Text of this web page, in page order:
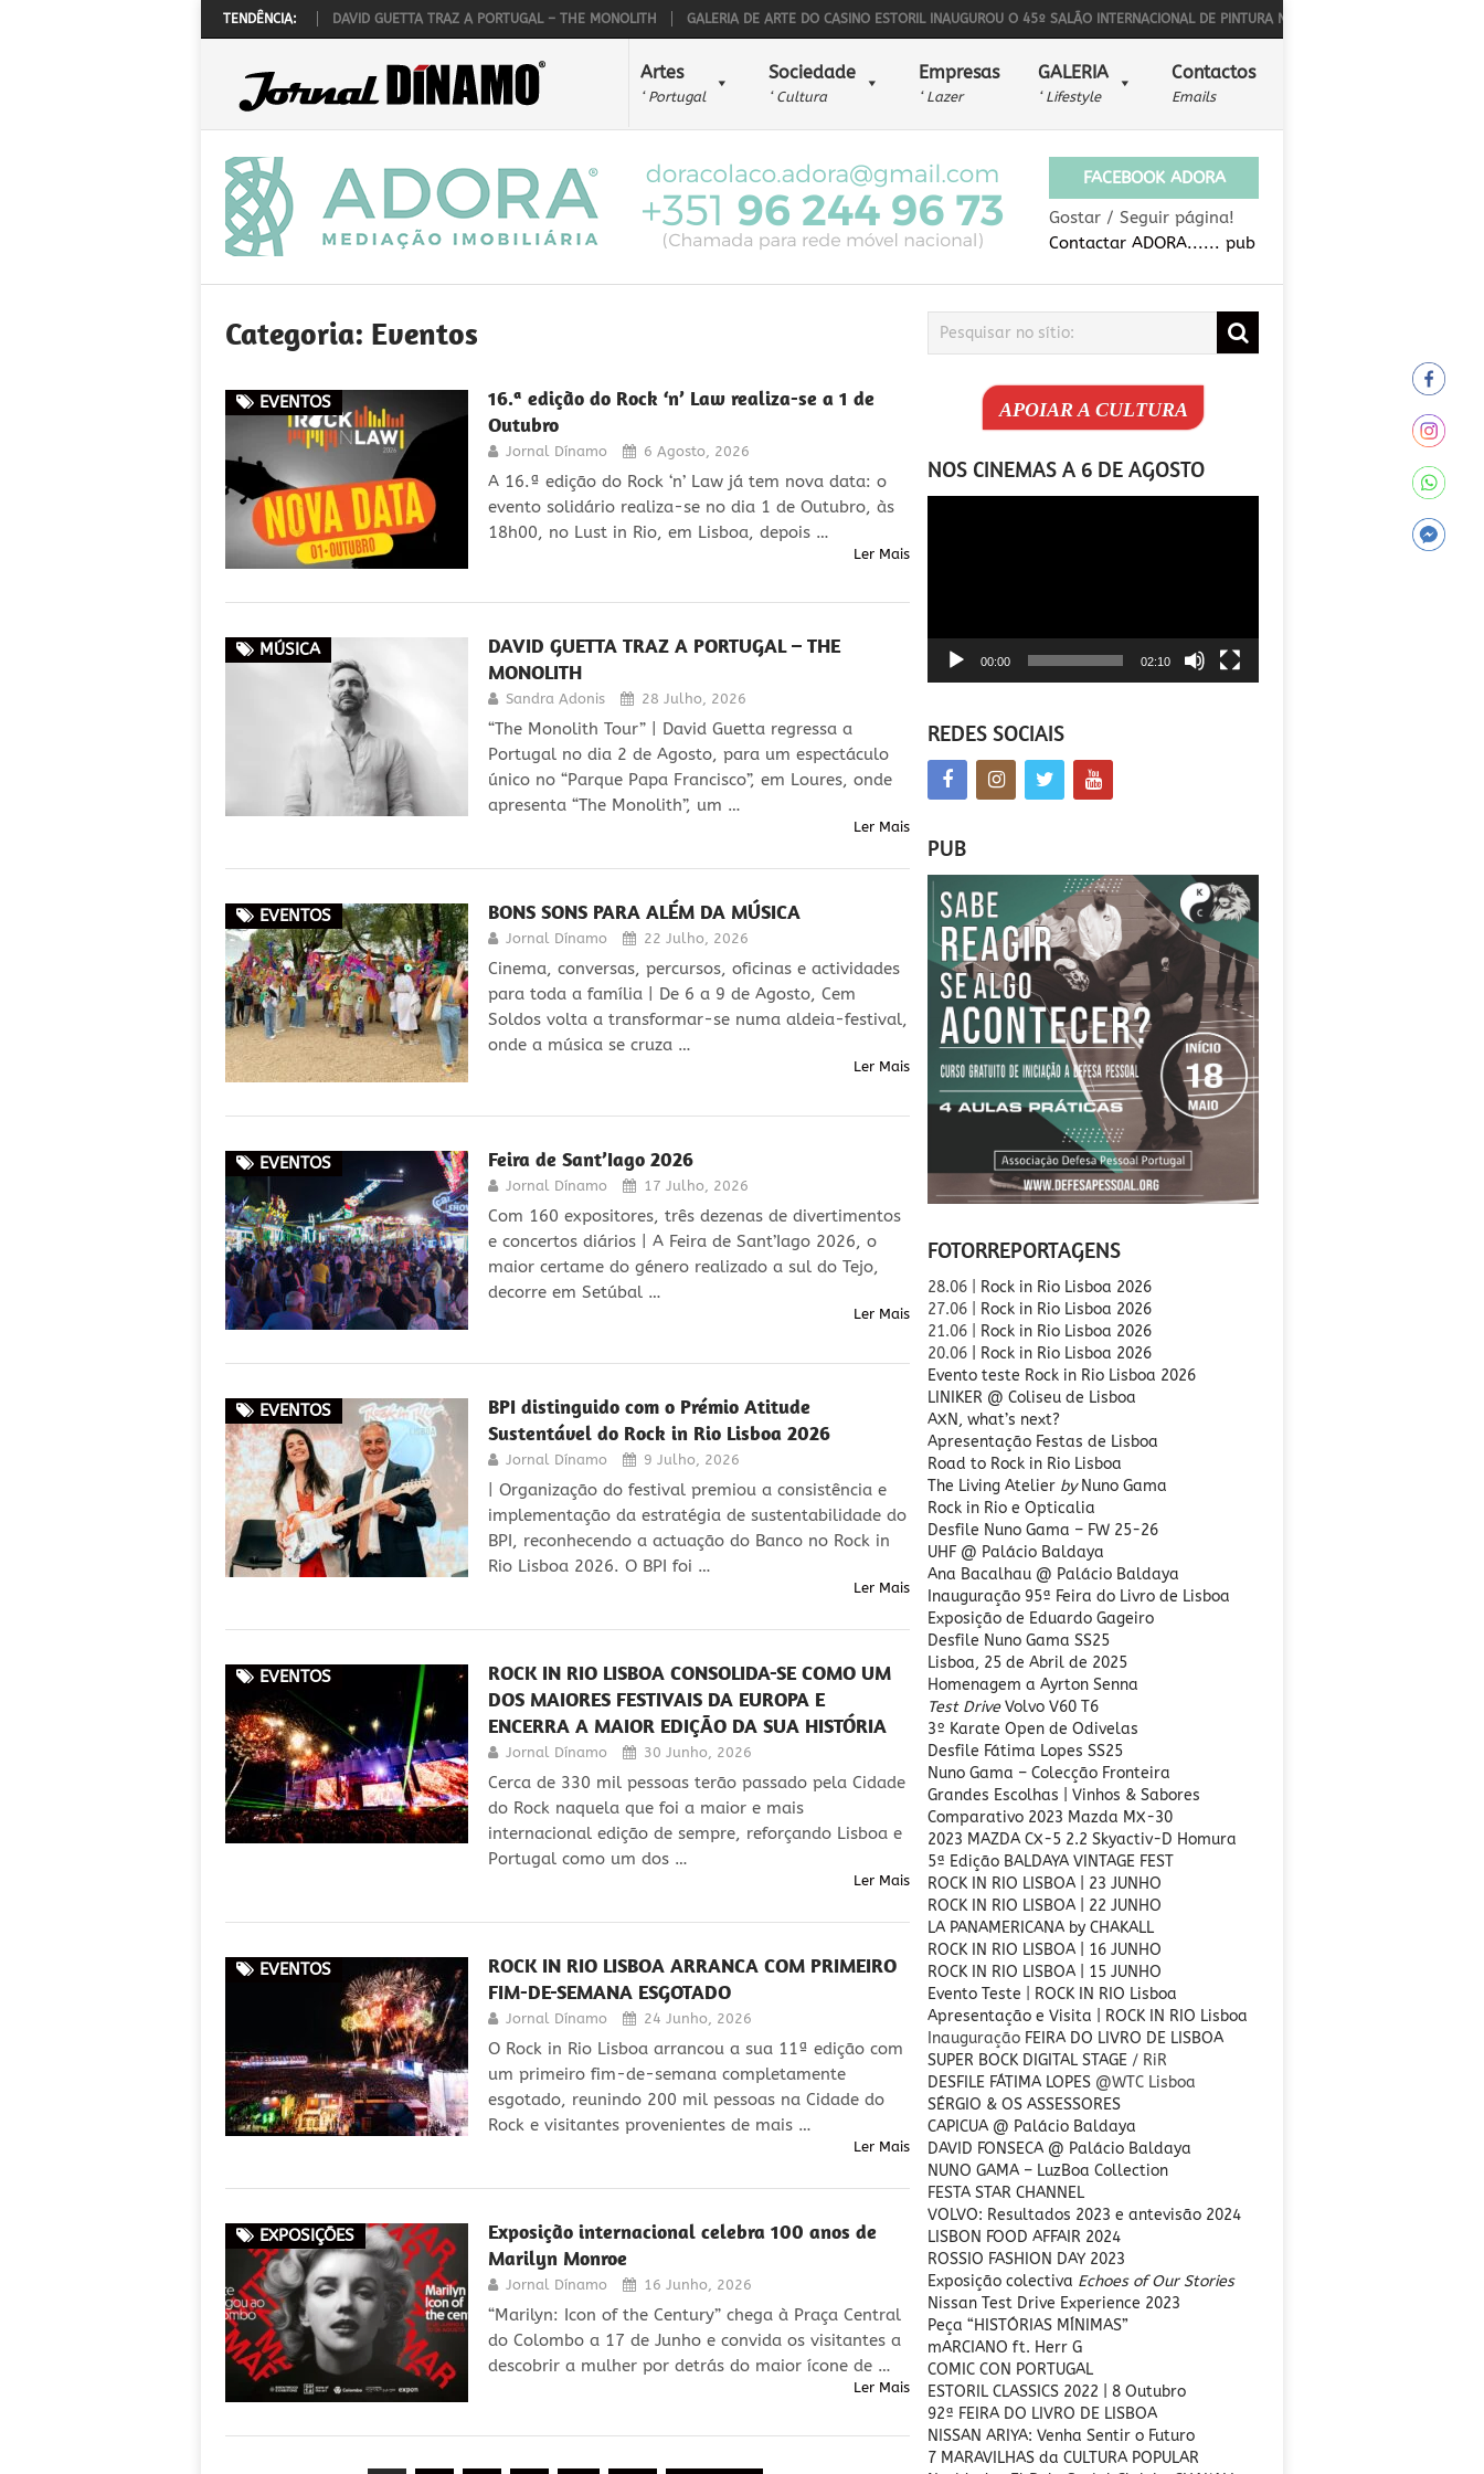
TENDÊNCIA:
‘N’ LAW REALIZA-SE A 1 DE OUTUBRO DAVID GUETTA TRAZ A PORTUGAL – THE MONOLITH GALERIA DE ARTE DO CASINO ESTORIL INAUGUROU O 45º SALÃO INTERNACIONAL DE PINTURA NAÏF
Artes
‘ Portugal
Sociedade
‘ Cultura
Empresas
‘ Lazer
GALERIA
‘ Lifestyle
Contactos
Emails
FACEBOOK ADORA
Gostar / Seguir página!
Contactar ADORA...... pub
Categoria: Eventos
EVENTOS
16.ª edição do Rock ‘n’ Law realiza-se a 1 de
Outubro
Jornal Dínamo 6 Agosto, 2026
A 16.ª edição do Rock ‘n’ Law já tem nova data: o
evento solidário realiza-se no dia 1 de Outubro, às
18h00, no Lust in Rio, em Lisboa, depois …
Ler Mais
MÚSICA
DAVID GUETTA TRAZ A PORTUGAL – THE
MONOLITH
Sandra Adonis 28 Julho, 2026
“The Monolith Tour” | David Guetta regressa a
Portugal no dia 2 de Agosto, para um espectáculo
único no “Parque Papa Francisco”, em Loures, onde
apresenta “The Monolith”, um …
Ler Mais
EVENTOS BONS SONS PARA ALÉM DA MÚSICA
Jornal Dínamo 22 Julho, 2026
Cinema, conversas, percursos, oficinas e actividades
para toda a família | De 6 a 9 de Agosto, Cem
Soldos volta a transformar-se numa aldeia-festival,
onde a música se cruza …
Ler Mais
EVENTOS Feira de Sant’Iago 2026
Jornal Dínamo 17 Julho, 2026
Com 160 expositores, três dezenas de divertimentos
e concertos diários | A Feira de Sant’Iago 2026, o
maior certame do género realizado a sul do Tejo,
decorre em Setúbal …
Ler Mais
EVENTOS
BPI distinguido com o Prémio Atitude
Sustentável do Rock in Rio Lisboa 2026
Jornal Dínamo 9 Julho, 2026
| Organização do festival premiou a consistência e
implementação da estratégia de sustentabilidade do
BPI, reconhecendo a actuação do Banco no Rock in
Rio Lisboa 2026. O BPI foi …
Ler Mais
EVENTOS
ROCK IN RIO LISBOA CONSOLIDA-SE COMO UM
DOS MAIORES FESTIVAIS DA EUROPA E
ENCERRA A MAIOR EDIÇÃO DA SUA HISTÓRIA
Jornal Dínamo 30 Junho, 2026
Cerca de 330 mil pessoas terão passado pela Cidade
do Rock naquela que foi a maior e mais
internacional edição de sempre, reforçando Lisboa e
Portugal como um dos …
Ler Mais
EVENTOS
ROCK IN RIO LISBOA ARRANCA COM PRIMEIRO
FIM-DE-SEMANA ESGOTADO
Jornal Dínamo 24 Junho, 2026
O Rock in Rio Lisboa arrancou a sua 11ª edição com
um primeiro fim-de-semana completamente
esgotado, reunindo 200 mil pessoas na Cidade do
Rock e visitantes provenientes de mais …
Ler Mais
EXPOSIÇÕES
Exposição internacional celebra 100 anos de
Marilyn Monroe
Jornal Dínamo 16 Junho, 2026
“Marilyn: Icon of the Century” chega à Praça Central
do Colombo a 17 de Junho e convida os visitantes a
descobrir a mulher por detrás do maior ícone de …
Ler Mais
APOIAR A CULTURA
NOS CINEMAS A 6 DE AGOSTO
00:00 02:10
REDES SOCIAIS
PUB
FOTORREPORTAGENS
28.06 | Rock in Rio Lisboa 2026
27.06 | Rock in Rio Lisboa 2026
21.06 | Rock in Rio Lisboa 2026
20.06
| Rock in Rio Lisboa 2026
Evento teste Rock in Rio Lisboa 2026
LINIKER @ Coliseu de Lisboa
AXN, what’s next?
Apresentação Festas de Lisboa
Road to Rock in Rio Lisboa
The Living Atelier byNuno Gama
Rock in Rio e Opticalia
Desfile Nuno Gama – FW 25-26
UHF @ Palácio Baldaya
Ana Bacalhau @ Palácio Baldaya
Inauguração 95ª Feira do Livro de Lisboa
Exposição de Eduardo Gageiro
Desfile Nuno Gama SS25
Lisboa, 25 de Abril de 2025
Homenagem a Ayrton Senna
Test DriveVolvo V60 T6
3º Karate Open de Odivelas
Desfile Fátima Lopes SS25
Nuno Gama – Colecção Fronteira
Grandes Escolhas | Vinhos & Sabores
Comparativo 2023 Mazda MX-30
2023 MAZDA CX-5 2.2 Skyactiv-D Homura
5ª Edição BALDAYA VINTAGE FEST
ROCK IN RIO LISBOA | 23 JUNHO
ROCK IN RIO LISBOA | 22 JUNHO
LA PANAMERICANA by CHAKALL
ROCK IN RIO LISBOA | 16 JUNHO
ROCK IN RIO LISBOA | 15 JUNHO
Evento Teste
ROCK IN RIO Lisboa
Apresentação e Visita | ROCK IN RIO Lisboa
Inauguração FEIRA DO LIVRO DE LISBOA
SUPER BOCK DIGITAL STAGE / RiR
DESFILE FÁTIMA LOPES @WTC Lisboa
SÉRGIO & OS ASSESSORES
CAPICUA @ Palácio Baldaya
DAVID FONSECA @ Palácio Baldaya
NUNO GAMA – LuzBoa Collection
FESTA STAR CHANNEL
VOLVO: Resultados 2023 e antevisão 2024
LISBON FOOD AFFAIR 2024
ROSSIO FASHION DAY 2023
Exposição colectiva Echoes of Our Stories
Nissan Test Drive Experience 2023
Peça “HISTÓRIAS MÍNIMAS”
mARCIANO ft. Herr G
COMIC CON PORTUGAL
ESTORIL CLASSICS 2022 | 8 Outubro
92ª FEIRA DO LIVRO DE LISBOA
NISSAN ARIYA: Venha Sentir o Futuro
7 MARAVILHAS da CULTURA POPULAR